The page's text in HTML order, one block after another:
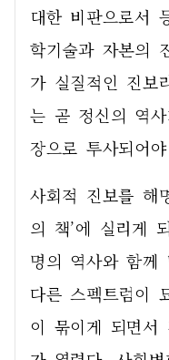
대한 비판으로서
학기술과 자본의
가 실질적인 진보
는 곧 정신의 역
장으로 투사되어
사회적 진보를 해
의 책’에 실리게
명의 역사와 함께
다른 스펙트럼이
이 묶이게 되면서